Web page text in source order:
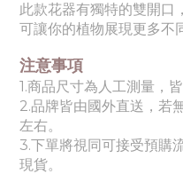
此款花器有獨特的雙開口，
可讓你的植物展現更多不
注意事項
1.商品尺寸為人工測量，
2.品牌皆由國外直送，若
左右。
3.下單將視同可接受預購
現貨。